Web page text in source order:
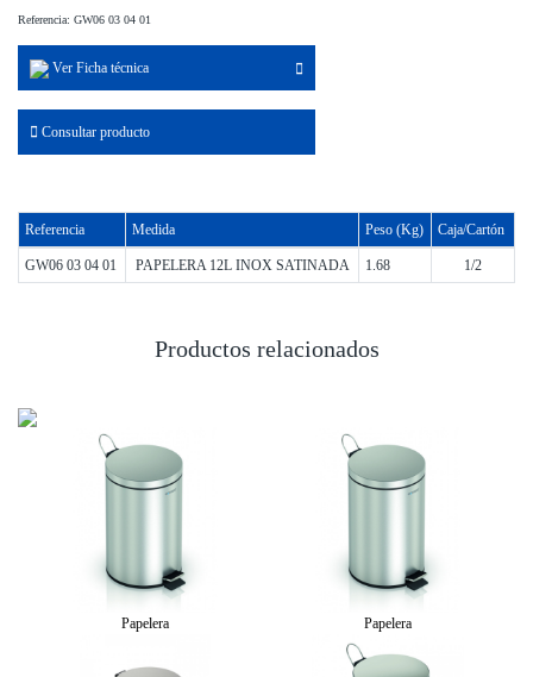
Referencia: GW06 03 04 01
Ver Ficha técnica
Consultar producto
Referencia Medida Peso (Kg) Caja/Cartón
GW06 03 04 01 PAPELERA 12L INOX SATINADA 1.68 1/2
Productos relacionados
Papelera Papelera